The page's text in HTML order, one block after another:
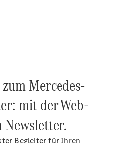
-
S-
Mercedes-
mit der Web-
Newsletter.
Begleiter für Ihren